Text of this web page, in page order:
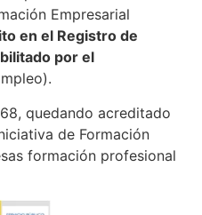
Empresarial
en el Registro de
por el
quedando acreditado
de Formación
formación profesional